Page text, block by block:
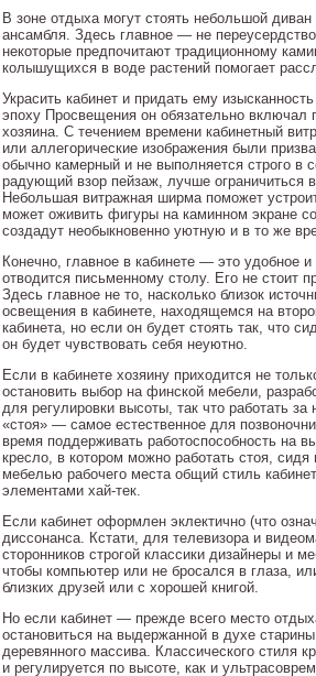
В зоне отдыха могут стоять небольшой
ансамбля. Здесь главное — не
некоторые предпочитают традиционному
колышущихся в воде растений помогает
Украсить кабинет и придать ему
эпоху Просвещения он обязательно включал
хозяина. С течением времени кабинетный
или аллегорические изображения были
обычно камерный и не выполняется строго в
радующий взор пейзаж, лучше ограничиться
Небольшая витражная ширма поможет
может оживить фигуры на каминном экране
создадут необыкновенно уютную и в то же
Конечно, главное в кабинете — это удобное
отводится письменному столу. Его не стоит
Здесь главное не то, насколько близок
освещения в кабинете, находящемся на
кабинета, но если он будет стоять так, что
он будет чувствовать себя неуютно.
Если в кабинете хозяину приходится не
остановить выбор на финской мебели,
для регулировки высоты, так что работать
«стоя» — самое естественное для
время поддерживать работоспособность на
кресло, в котором можно работать стоя,
мебелью рабочего места общий стиль
элементами хай-тек.
Если кабинет оформлен эклектично (что
диссонанса. Кстати, для телевизора и
сторонников строгой классики дизайнеры и
чтобы компьютер или не бросался в глаза,
близких друзей или с хорошей книгой.
Но если кабинет — прежде всего место
остановиться на выдержанной в духе
деревянного массива. Классического стиля
и регулируется по высоте, как и